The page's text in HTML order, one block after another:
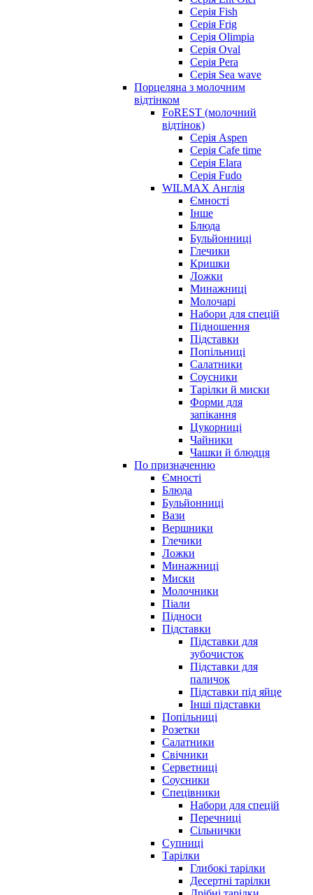
Серія Fish
Серія Frig
Серія Olimpia
Серія Oval
Серія Pera
Серія Sea wave
Порцеляна з молочним
відтінком
FoREST (молочний
відтінок)
Серія Aspen
Серія Cafe time
Серія Elara
Серія Fudo
WILMAX Англія
Ємності
Інше
Блюда
Бульйонниці
Глечики
Кришки
Ложки
Минажниці
Молочарі
Набори для спецій
Підношення
Підставки
Попільниці
Салатники
Соусники
Тарілки й миски
Форми для
запікання
Цукорниці
Чайники
Чашки й блюдця
По призначенню
Ємності
Блюда
Бульйонниці
Вази
Вершники
Глечики
Ложки
Минажниці
Миски
Молочники
Піали
Підноси
Підставки
Підставки для
зубочисток
Підставки для
паличок
Підставки під яйце
Інші підставки
Попільниці
Розетки
Салатники
Свічники
Серветниці
Соусники
Спецівники
Набори для спецій
Перечниці
Сільнички
Супниці
Тарілки
Глибокі тарілки
Десертні тарілки